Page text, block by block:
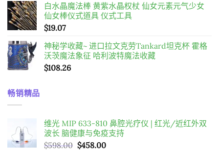
範
圍：
$55.08
白水晶魔法棒 黄紫水晶权杖 仙女元素元气少女
仙女棒仪式道具 仪式工具
$19.07
神秘学收藏~ 进口拉文克劳Tankard坦克杯 霍格
沃茨魔法象征 哈利波特魔法收藏
$108.26
畅销精品
维光 MIP 633-810 鼻腔光疗仪 | 红光/近红外双
波长 脑健康与免疫支持
$598.00 原
$458.00目